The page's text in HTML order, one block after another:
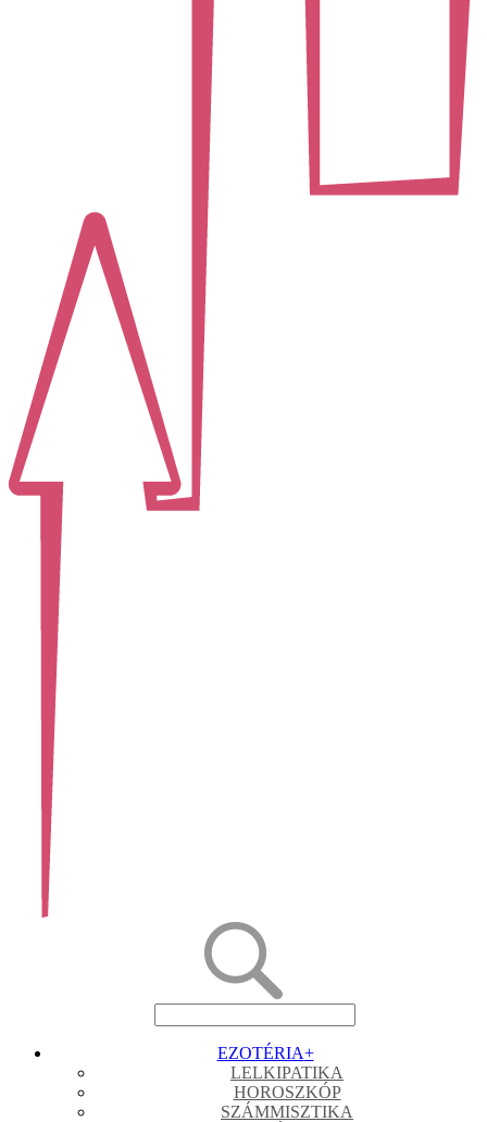
EZOTÉRIA+
LELKIPATIKA
HOROSZKÓP
SZÁMMISZTIKA